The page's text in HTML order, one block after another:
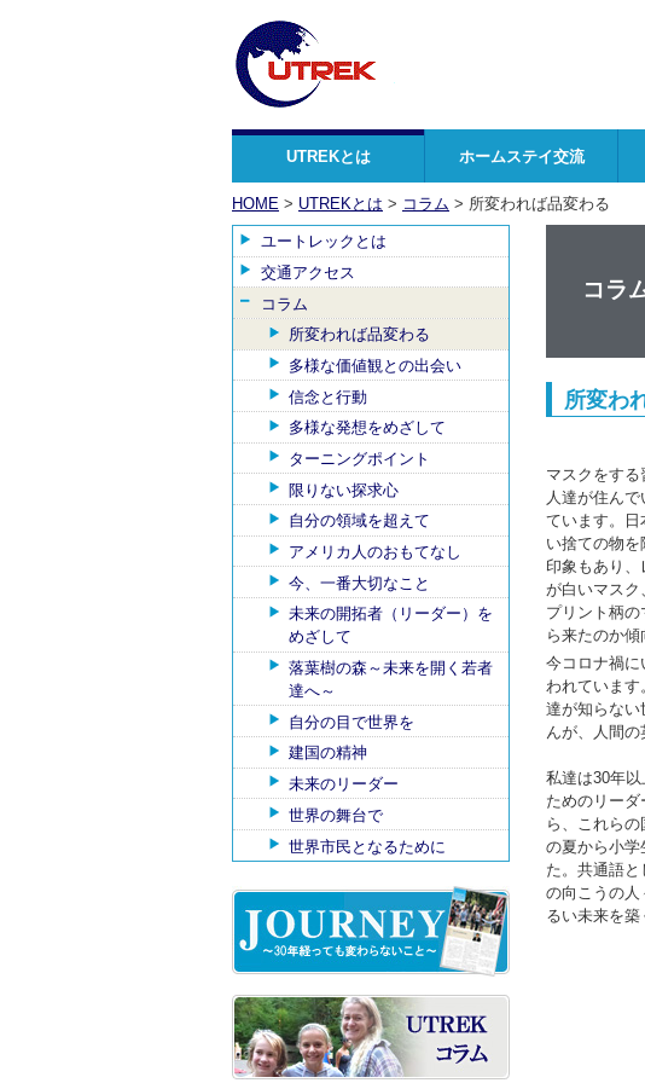
UTREKとは ホームステイ交流
HOME > UTREKとは > コラム > 所変われば品変わる
コラ
所変わ
マスクをす
人達が住ん
ています。日
い捨ての物
印象もあり
が白いマスク
プリント柄
ら来たのか
今コロナ禍に
われていま
達が知らない
んが、人間
私達は30年以
ためのリー
ら、これら
の夏から小学
た。共通語
の向こうの人
るい未来を築
ユートレックとは
交通アクセス
コラム
所変われば品変わる
多様な価値観との出会い
信念と行動
多様な発想をめざして
ターニングポイント
限りない探求心
自分の領域を超えて
アメリカ人のおもてなし
今、一番大切なこと
未来の開拓者（リーダー）を
めざして
落葉樹の森～未来を開く若者
達へ～
自分の目で世界を
建国の精神
未来のリーダー
世界の舞台で
世界市民となるために